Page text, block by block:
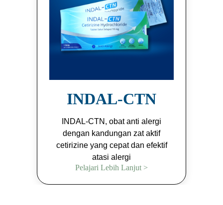
INDAL-CTN
INDAL-CTN, obat anti alergi
dengan kandungan zat aktif
cetirizine yang cepat dan efektif
atasi alergi
Pelajari Lebih Lanjut >